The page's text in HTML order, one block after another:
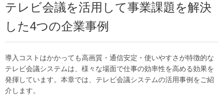
テレビ会議を活用して事業課題を解決
した4つの企業事例
導入コストはかかっても高画質・通信安定・使いやすさが特徴的な
テレビ会議システムは、様々な場面で仕事の効率性を高める効果を
発揮しています。本章では、テレビ会議システムの活用事例をご紹
介します。